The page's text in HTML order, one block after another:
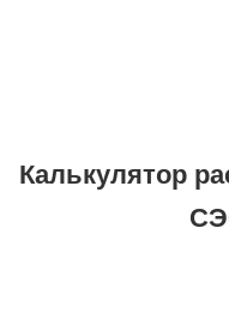
Калькулятор